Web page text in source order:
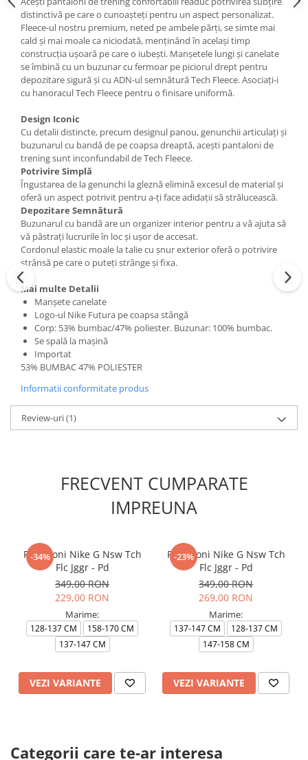
distinctivă pe care o cunoașteți pentru un aspect personalizat.
Fleece-ul nostru premium, neted pe ambele părți, se simte mai
cald și mai moale ca niciodată, menținând în același timp
construcția ușoară pe care o iubești. Manșetele lungi și canelate
se îmbină cu un buzunar cu fermoar pe piciorul drept pentru
depozitare sigură și cu ADN-ul semnătură Tech Fleece. Asociați-i
cu hanoracul Tech Fleece pentru o finisare uniformă.
Design Iconic
Cu detalii distincte, precum designul panou, genunchii articulați și
buzunarul cu bandă de pe coapsa dreaptă, acești pantaloni de
trening sunt inconfundabil de Tech Fleece.
Potrivire Simplă
Îngustarea de la genunchi la gleznă elimină excesul de material și
oferă un aspect potrivit pentru a-ți face adidații să strălucească.
Depozitare Semnătură
Buzunarul cu bandă are un organizer interior pentru a vă ajuta să
vă păstrați lucrurile în loc și ușor de accesat.
Cordonul elastic moale la talie cu șnur exterior oferă o potrivire
strânsă pe care o puteți strânge și fixa.
Mai multe Detalii
Manșete canelate
Logo-ul Nike Futura pe coapsa stângă
Corp: 53% bumbac/47% poliester. Buzunar: 100% bumbac.
Se spală la mașină
Importat
53% BUMBAC 47% POLIESTER
Informatii conformitate produs
Review-uri(1)
FRECVENT CUMPARATE
IMPREUNA
-34%
Pantaloni Nike G Nsw Tch
Flc Jggr - Pd
349,00 RON
229,00 RON
Marime:
128-137 CM
158-170 CM
137-147 CM
VEZI VARIANTE
-23%
Pantaloni Nike G Nsw Tch
Flc Jggr - Pd
349,00 RON
269,00 RON
Marime:
137-147 CM
128-137 CM
147-158 CM
VEZI VARIANTE
Categorii care te-ar interesa